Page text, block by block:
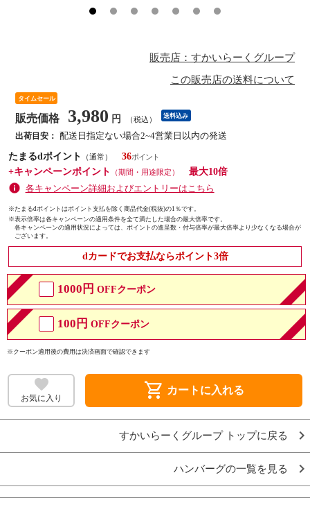
販売店：すかいらーくグループ
この販売店の送料について
タイムセール
販売価格 3,980 円 （税込） 送料込み
出荷目安： 配送日指定ない場合2~4営業日以内の発送
たまるdポイント
（通常）
36
+キャンペーンポイント
（期間・用途限定）
最大10倍
各キャンペーン詳細およびエントリーはこちら
※たまるdポイントはポイント支払を除く商品代金(税抜)の1％です。
※表示倍率は各キャンペーンの適用条件を全て満たした場合の最大倍率です。
各キャンペーンの適用状況によっては、ポイントの進呈数・付与倍率が最大倍率より少なくなる場合が
ございます。
dカードでお支払ならポイント3倍
1000円 OFFクーポン
100円 OFFクーポン
※クーポン適用後の費用は決済画面で確認できます
お気に入り shopping_cart カートに入れる
すかいらーくグループ トップに戻る
ハンバーグの一覧を見る